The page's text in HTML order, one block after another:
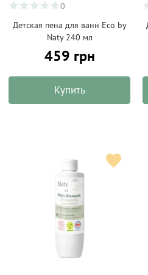
0
Детская пена для ванн Eco by
Naty 240 мл
459 грн
Купить